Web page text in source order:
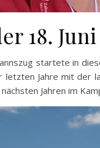
18.
startete in
letzten Jahre mit der
Jahren im